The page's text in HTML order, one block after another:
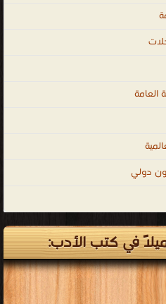
العامة
دولي
في كتب الأدب: